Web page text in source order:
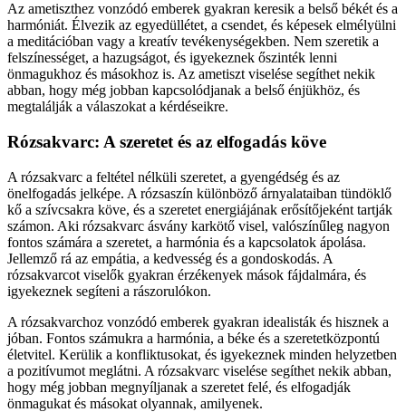
Az ametiszthez vonzódó emberek gyakran keresik a belső békét és a
harmóniát. Élvezik az egyedüllétet, a csendet, és képesek elmélyülni
a meditációban vagy a kreatív tevékenységekben. Nem szeretik a
felszínességet, a hazugságot, és igyekeznek őszinték lenni
önmagukhoz és másokhoz is. Az ametiszt viselése segíthet nekik
abban, hogy még jobban kapcsolódjanak a belső énjükhöz, és
megtalálják a válaszokat a kérdéseikre.
Rózsakvarc: A szeretet és az elfogadás köve
A rózsakvarc a feltétel nélküli szeretet, a gyengédség és az
önelfogadás jelképe. A rózsaszín különböző árnyalataiban tündöklő
kő a szívcsakra köve, és a szeretet energiájának erősítőjeként tartják
számon. Aki rózsakvarc ásvány karkötő visel, valószínűleg nagyon
fontos számára a szeretet, a harmónia és a kapcsolatok ápolása.
Jellemző rá az empátia, a kedvesség és a gondoskodás. A
rózsakvarcot viselők gyakran érzékenyek mások fájdalmára, és
igyekeznek segíteni a rászorulókon.
A rózsakvarchoz vonzódó emberek gyakran idealisták és hisznek a
jóban. Fontos számukra a harmónia, a béke és a szeretetközpontú
életvitel. Kerülik a konfliktusokat, és igyekeznek minden helyzetben
a pozitívumot meglátni. A rózsakvarc viselése segíthet nekik abban,
hogy még jobban megnyíljanak a szeretet felé, és elfogadják
önmagukat és másokat olyannak, amilyenek.